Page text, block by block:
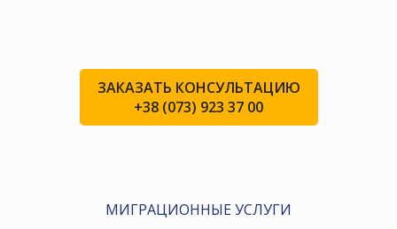
ЗАКАЗАТЬ КОНСУЛЬТАЦИЮ
+38 (073) 923 37 00
МИГРАЦИОННЫЕ УСЛУГИ